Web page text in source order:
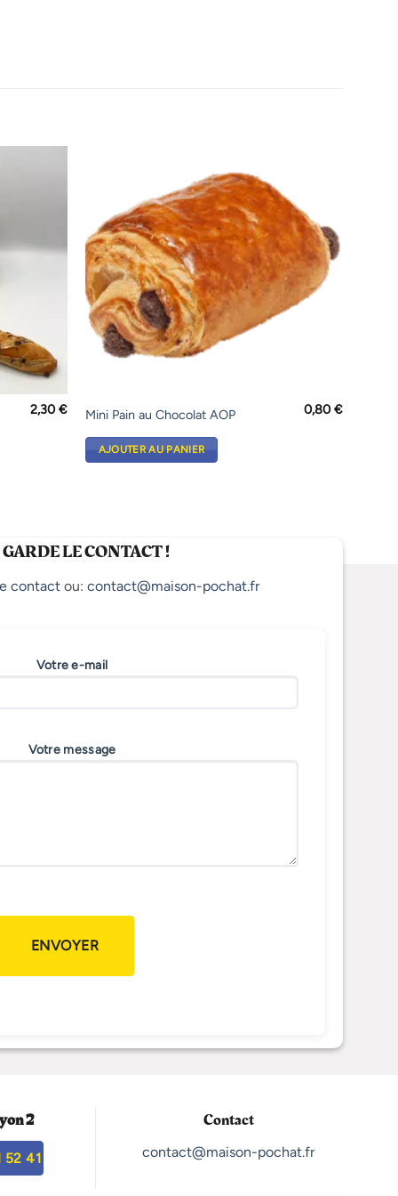
2,30€ Mini Pain au Chocolat AOP 0,80€
AJOUTER AU PANIER
LE CONTACT !
contact ou: contact@maison-pochat.fr
Votre e-mail
Votre message
2
52 41
Contact
contact@maison-pochat.fr